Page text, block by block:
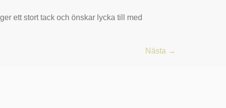
ett stort tack och önskar lycka till med
Nästa →